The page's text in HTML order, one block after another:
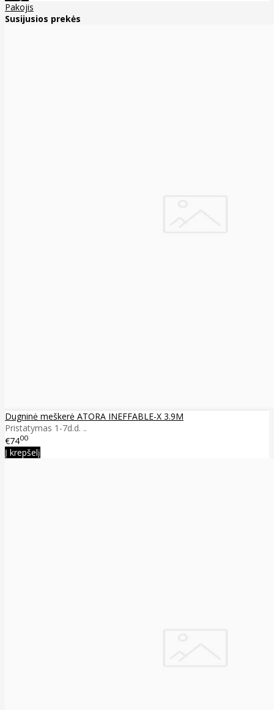
Pakojis
Susijusios prekės
Dugninė meškerė ATORA INEFFABLE-X 3.9M
Pristatymas 1-7d.d. ..
€7400
Į krepšelį